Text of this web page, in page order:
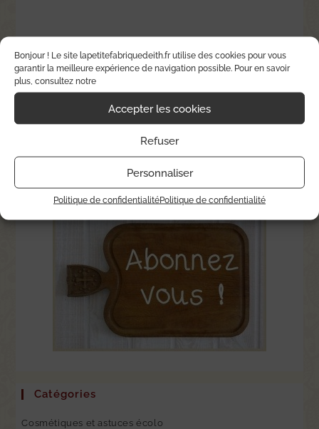
Bonjour ! Le site lapetitefabriquedeith.fr utilise des cookies pour vous
garantir la meilleure expérience de navigation possible. Pour en savoir
plus, consultez notre
Accepter les cookies
Refuser
Personnaliser
Politique de confidentialitéPolitique de confidentialité
Suivez-moi sur Instagram
Catégories
Cosmétiques et astuces écolo